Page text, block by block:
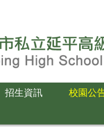
招生資訊 校園公